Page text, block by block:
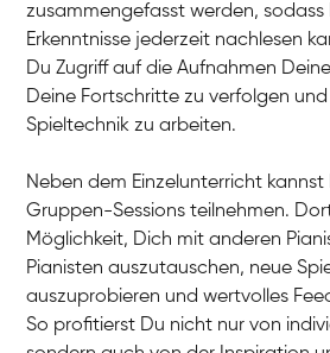
Klavier / Piano / Flügel
Hannes
Klavier / Piano / Flügel
Klavier / Piano / Flügel
zusammengefasst werden,
Erkenntnisse jederzeit nachlesen
Du Zugriff auf die Aufnahmen
Deine Fortschritte zu verfolgen
Spieltechnik zu arbeiten.
Neben dem Einzelunterricht
Gruppen-Sessions teilnehmen.
Möglichkeit, Dich mit anderen
Pianisten auszutauschen, neue
auszuprobieren und wertvolles
So profitierst Du nicht nur von